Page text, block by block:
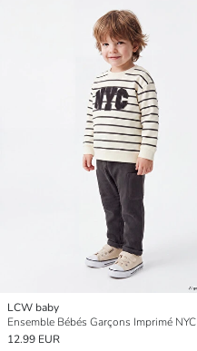
LCW baby
Ensemble Bébés Garçons Imprimé NYC
12.99 EUR